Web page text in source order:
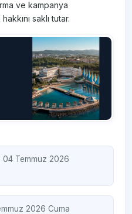
ve kampanya
saklı tutar.
04 Temmuz 2026
2026 Cuma